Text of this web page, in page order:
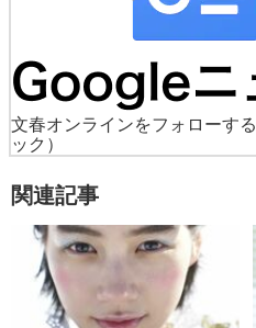
文春オンラインをフォローする
ック）
関連記事